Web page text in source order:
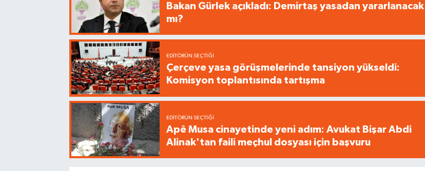
Bakan Gürlek açıkladı: Demirtaş yasadan yararlanacak
mı?
EDITÖRÜN SEÇTIĞI
Çerçeve yasa görüşmelerinde tansiyon yükseldi:
Komisyon toplantısında tartışma
EDITÖRÜN SEÇTIĞI
Apê Musa cinayetinde yeni adım: Avukat Bişar Abdi
Alinak'tan faili meçhul dosyası için başvuru